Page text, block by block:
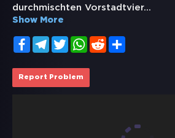
durchmischten Vorstadtvier...
Show More
FacebookTelegramTwitterWhatsApp
Reddit
Report Problem